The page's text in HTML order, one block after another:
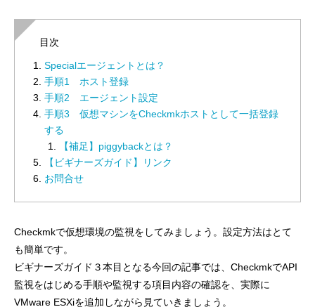
目次
Specialエージェントとは？
手順1 ホスト登録
手順2 エージェント設定
手順3 仮想マシンをCheckmkホストとして一括登録
する
【補足】piggybackとは？
【ビギナーズガイド】リンク
お問合せ
Checkmkで仮想環境の監視をしてみましょう。設定方法はとて
も簡単です。
ビギナーズガイド３本目となる今回の記事では、CheckmkでAPI
監視をはじめる手順や監視する項目内容の確認を、実際に
VMware ESXiを追加しながら見ていきましょう。